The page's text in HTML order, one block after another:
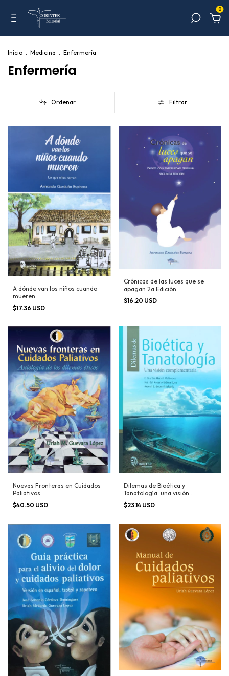
0
Inicio . Medicina . Enfermería
Enfermería
Ordenar Filtrar
A dónde van los niños cuando
mueren
$17.36 USD
Crónicas de las luces que se
apagan 2a Edición
$16.20 USD
Nuevas Fronteras en Cuidados
Paliativos
$40.50 USD
Dilemas de Bioética y
Tanatología: una visión
complementaria
$23.14 USD